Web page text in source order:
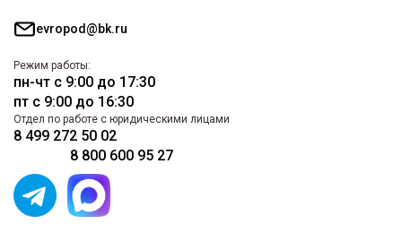
evropod@bk.ru
Режим работы:
пн-чт с 9:00 до 17:30
пт с 9:00 до 16:30
Отдел по работе с юридическими лицами
8 499 272 50 02
8 800 600 95 27